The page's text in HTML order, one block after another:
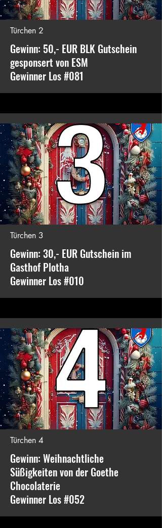
Türchen 2
Gewinn: 50,- EUR BLK Gutschein
gesponsert von ESM
Gewinner Los #081
Türchen 3
Gewinn: 30,- EUR Gutschein im
Gasthof Plotha
Gewinner Los #010
Türchen 4
Gewinn: Weihnachtliche
Süßigkeiten von der Goethe
Chocolaterie
Gewinner Los #052